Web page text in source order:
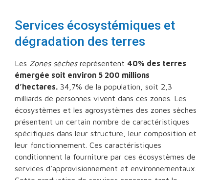
Services écosystémiques et
dégradation des terres
Les Zones sèchesreprésentent 40% des terres
émergée soit environ 5 200 millions
d’hectares. 34,7% de la population, soit 2,3
milliards de personnes vivent dans ces zones. Les
écosystèmes et les agrosystèmes des zones sèches
présentent un certain nombre de caractéristiques
spécifiques dans leur structure, leur composition et
leur fonctionnement. Ces caractéristiques
conditionnent la fourniture par ces écosystèmes de
services d’approvisionnement et environnementaux.